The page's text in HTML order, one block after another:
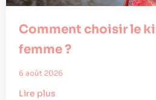
Comment choisir le
femme ?
6 août 2026
Lire plus